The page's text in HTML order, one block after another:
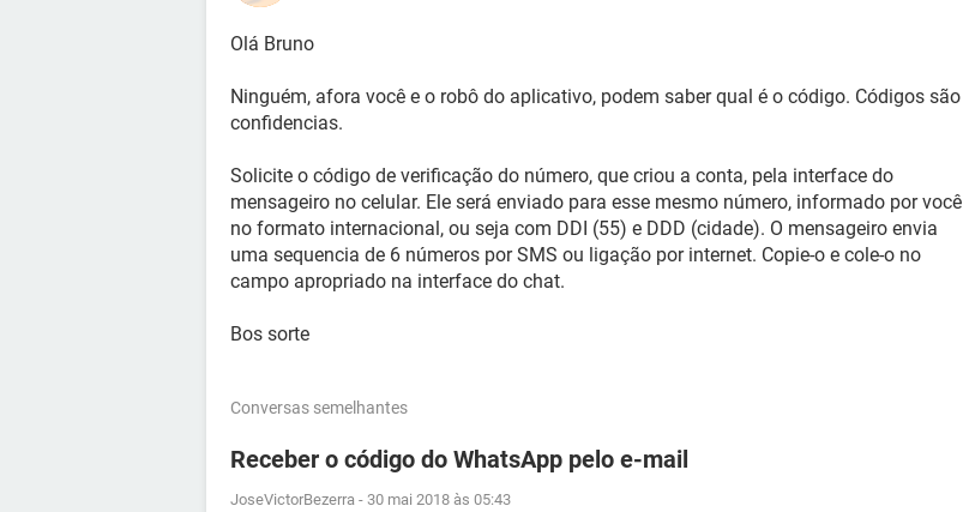
Olá Bruno
Ninguém, afora você e o robô do aplicativo, podem saber qual é o código. Códigos são
confidencias.
Solicite o código de verificação do número, que criou a conta, pela interface do
mensageiro no celular. Ele será enviado para esse mesmo número, informado por você
no formato internacional, ou seja com DDI (55) e DDD (cidade). O mensageiro envia
uma sequencia de 6 números por SMS ou ligação por internet. Copie-o e cole-o no
campo apropriado na interface do chat.
Bos sorte
Conversas semelhantes
Receber o código do WhatsApp pelo e-mail
JoseVictorBezerra - 30 mai 2018 às 05:43